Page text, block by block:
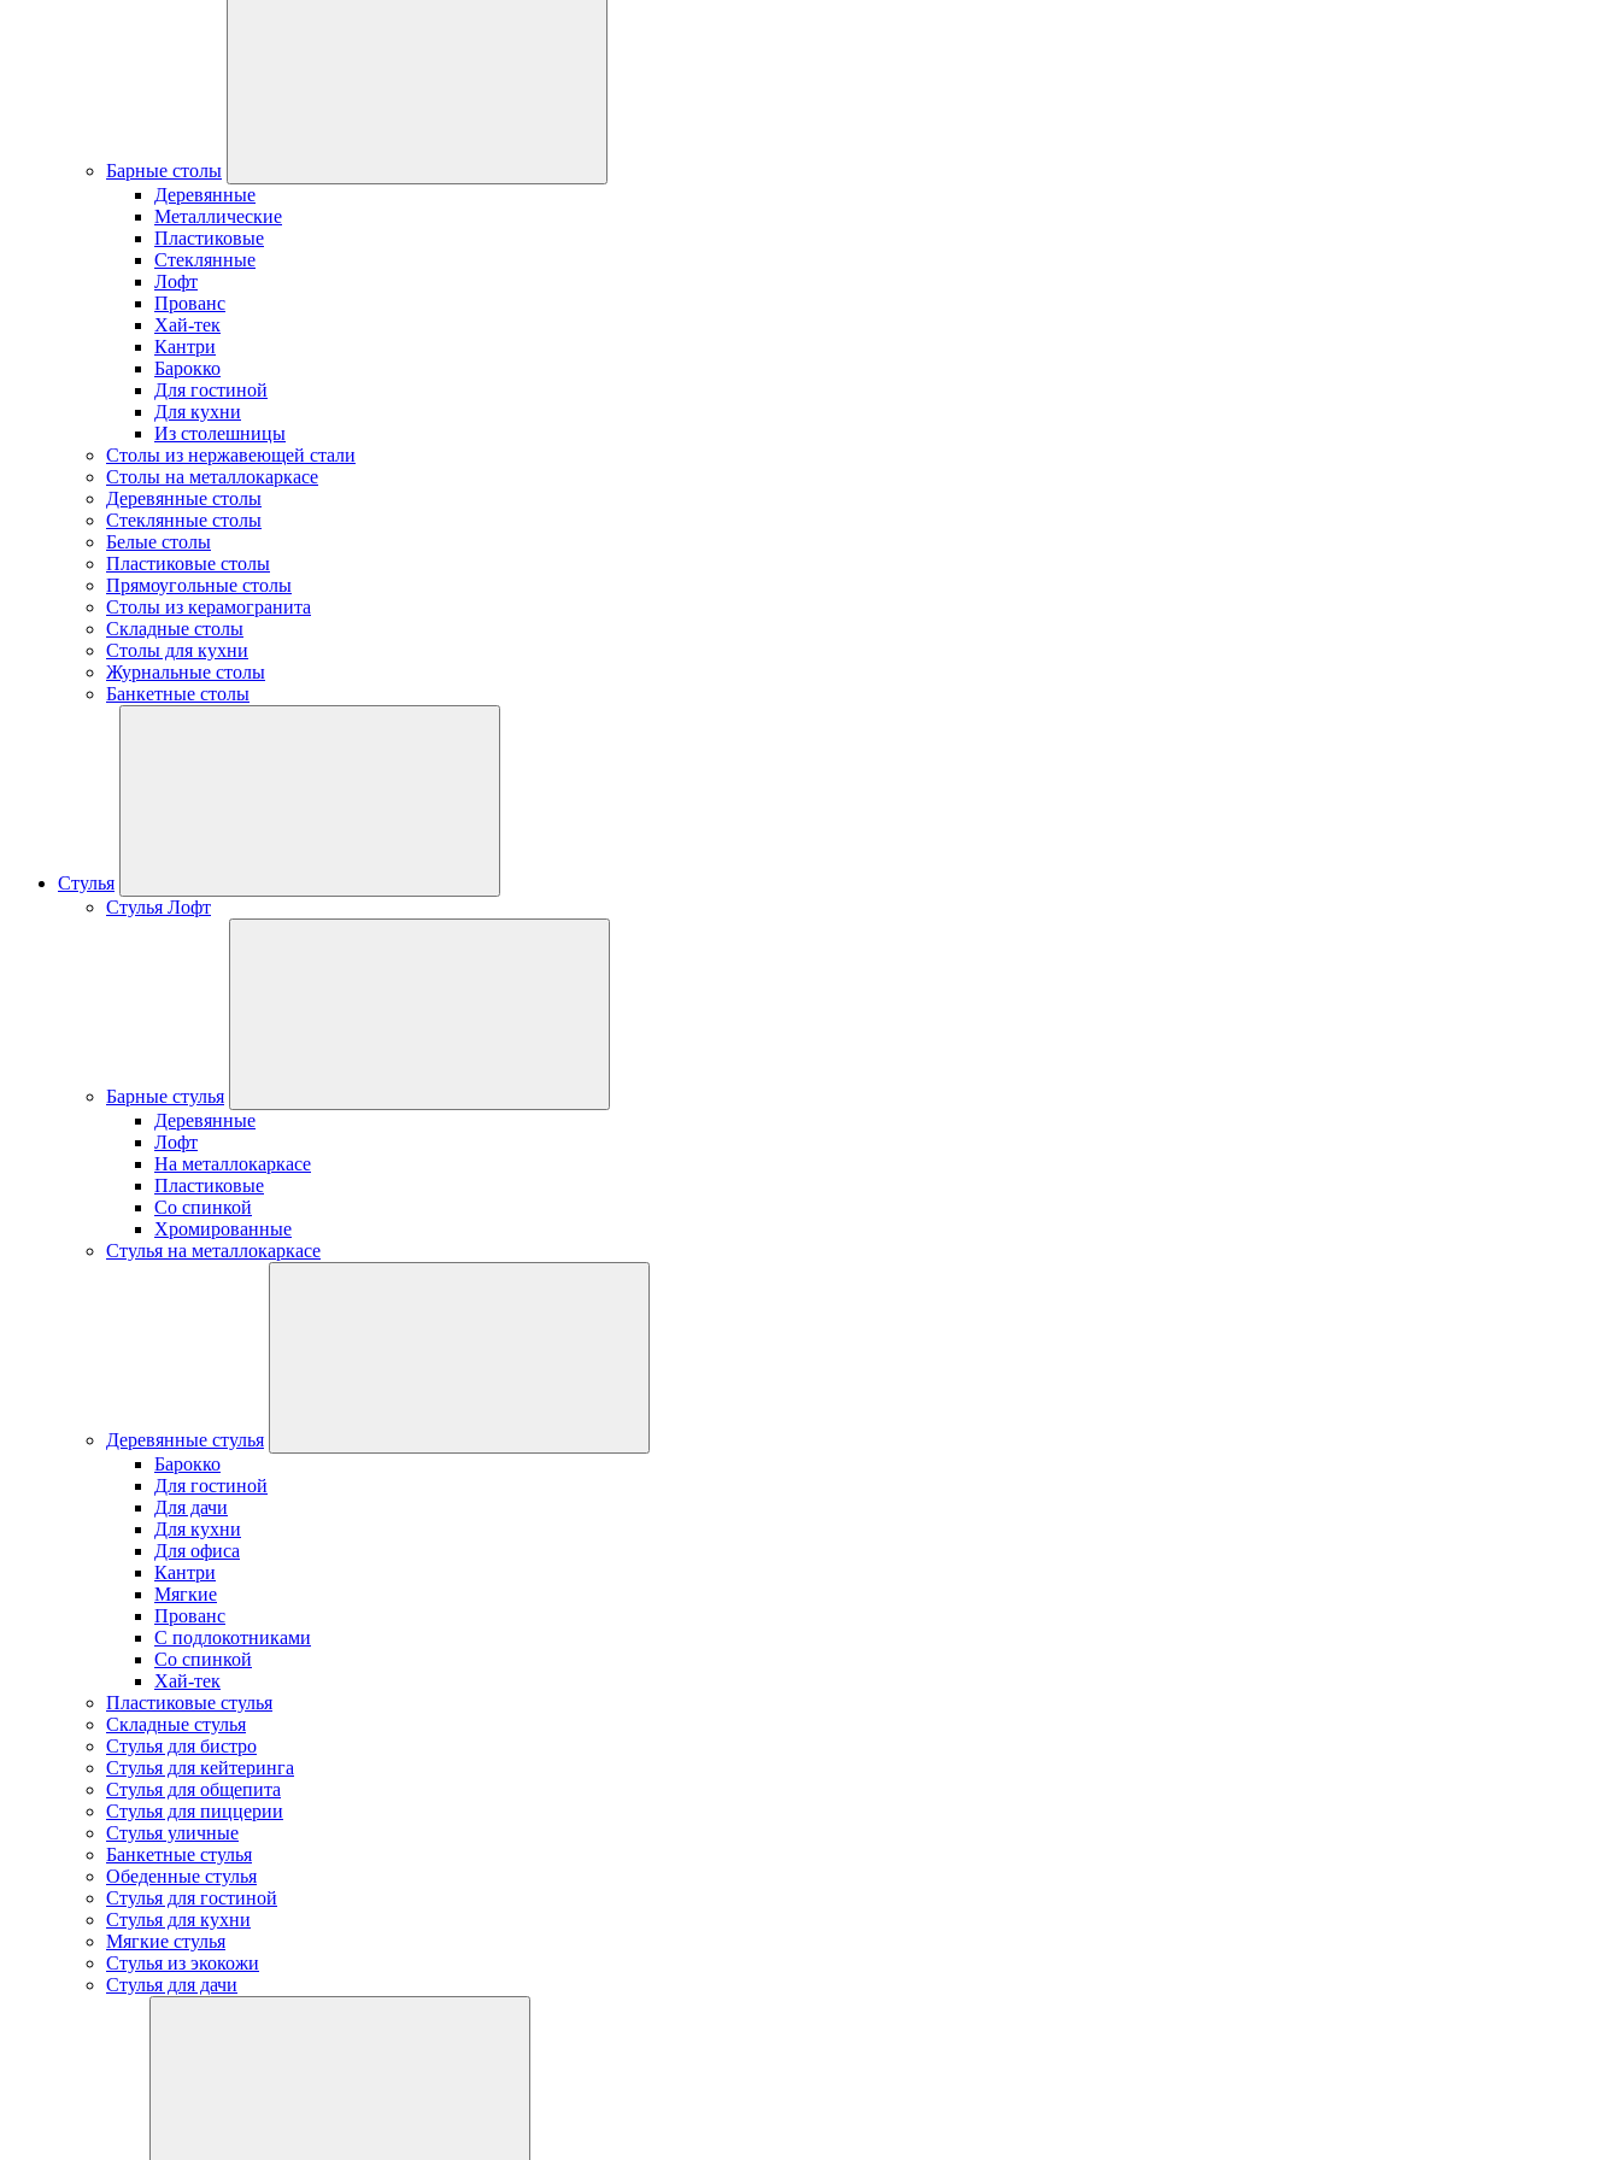
Барные столы
Деревянные
Металлические
Пластиковые
Стеклянные
Лофт
Прованс
Хай-тек
Кантри
Барокко
Для гостиной
Для кухни
Из столешницы
Столы из нержавеющей стали
Столы на металлокаркасе
Деревянные столы
Стеклянные столы
Белые столы
Пластиковые столы
Прямоугольные столы
Столы из керамогранита
Складные столы
Столы для кухни
Журнальные столы
Банкетные столы
Стулья
Стулья Лофт
Барные стулья
Деревянные
Лофт
На металлокаркасе
Пластиковые
Со спинкой
Хромированные
Стулья на металлокаркасе
Деревянные стулья
Барокко
Для гостиной
Для дачи
Для кухни
Для офиса
Кантри
Мягкие
Прованс
С подлокотниками
Со спинкой
Хай-тек
Пластиковые стулья
Складные стулья
Стулья для бистро
Стулья для кейтеринга
Стулья для общепита
Стулья для пиццерии
Стулья уличные
Банкетные стулья
Обеденные стулья
Стулья для гостиной
Стулья для кухни
Мягкие стулья
Стулья из экокожи
Стулья для дачи